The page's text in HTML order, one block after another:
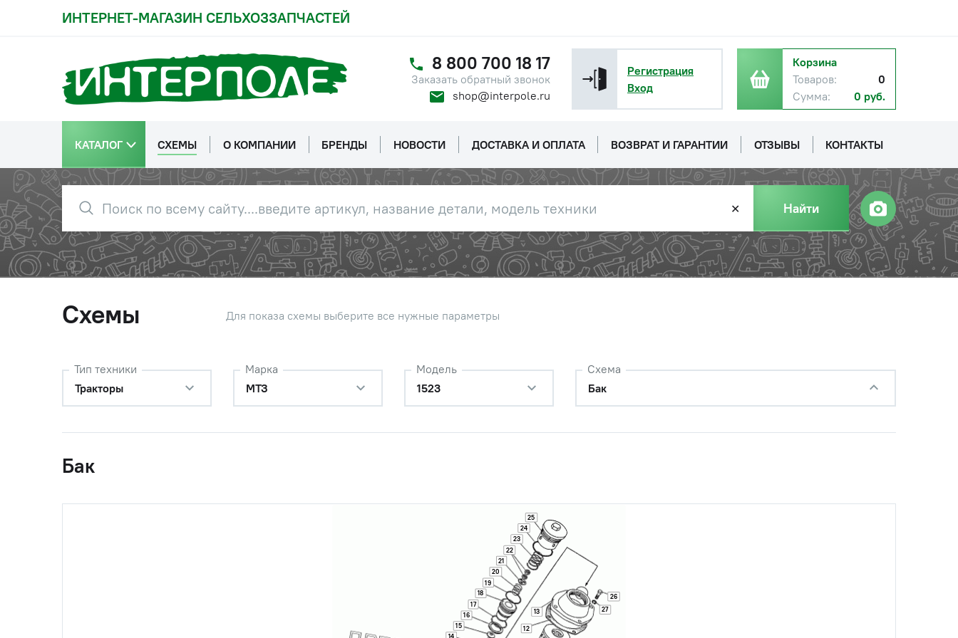
ИНТЕРНЕТ-МАГАЗИН СЕЛЬХОЗЗАПЧАСТЕЙ
8 800 700 18 17
Заказать обратный звонок
shop@interpole.ru
Регистрация
Вход
Корзина
Товаров:
0
Сумма:
0 руб.
КАТАЛОГ СХЕМЫ О КОМПАНИИ БРЕНДЫ НОВОСТИ ДОСТАВКА И ОПЛАТА ВОЗВРАТ И ГАРАНТИИ ОТЗЫВЫ КОНТАКТЫ
✕ Найти
Схемы Для показа схемы выберите все нужные параметры
Тип техники
Тракторы
Марка
МТЗ
Модель
1523
Схема
Бак
Бак
12
13
15
16
17
18
19
20
21
22
23
24
25
26
27